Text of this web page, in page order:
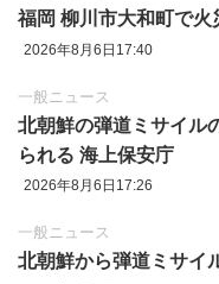
福岡 柳川市大和町で火
2026年8月6日17:40
一般ニュース
北朝鮮の弾道ミサイル
られる 海上保安庁
2026年8月6日17:26
一般ニュース
北朝鮮から弾道ミサイ